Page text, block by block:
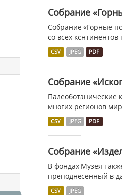
Собрание
Собрание «Горные
со всех
CSV JPEG PDF
Собрание
Палеоботанические
многих регионов
CSV JPEG PDF
Собрание
В фондах Музея
преподнесенный в
CSV JPEG